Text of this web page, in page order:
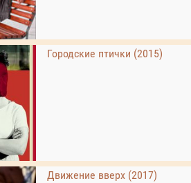
Городские птички (2015)
Движение вверх (2017)